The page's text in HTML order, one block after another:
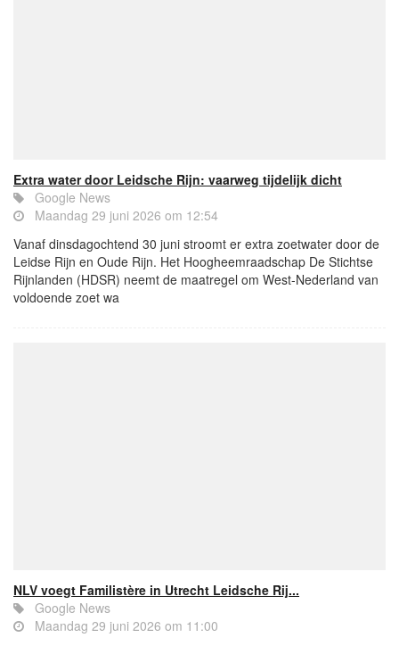
Extra water door Leidsche Rijn: vaarweg tijdelijk dicht
Google News
Maandag 29 juni 2026 om 12:54
Vanaf dinsdagochtend 30 juni stroomt er extra zoetwater door de
Leidse Rijn en Oude Rijn. Het Hoogheemraadschap De Stichtse
Rijnlanden (HDSR) neemt de maatregel om West-Nederland van
voldoende zoet wa
NLV voegt Familistère in Utrecht Leidsche Rij...
Google News
Maandag 29 juni 2026 om 11:00